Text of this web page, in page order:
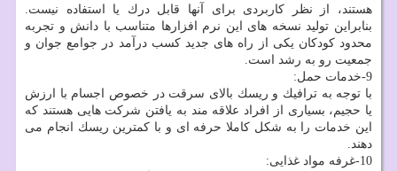
هستند، از نظر كاربردی برای آنها قابل درك یا استفاده نیست.
بنابراین تولید نسخه های این نرم افزارها متناسب با دانش و تجربه
محدود كودكان یكی از راه های جدید كسب درآمد در جوامع جوان و
جمعیت رو به رشد است.
9-خدمات حمل:
با توجه به ترافیك و ریسك بالای سرقت در خصوص اجسام با ارزش
یا حجیم، بسیاری از افراد علاقه مند به یافتن شركت هایی هستند كه
این خدمات را به شكل كاملا حرفه ای و با كمترین ریسك انجام می
دهند.
10-غرفه مواد غذایی: